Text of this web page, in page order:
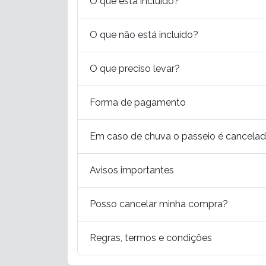
O que não está incluído?
O que preciso levar?
Forma de pagamento
Em caso de chuva o passeio é
Avisos importantes
Posso cancelar minha compra?
Regras, termos e condições